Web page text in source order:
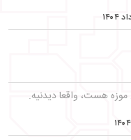
هست، واقعا دیدنیه.